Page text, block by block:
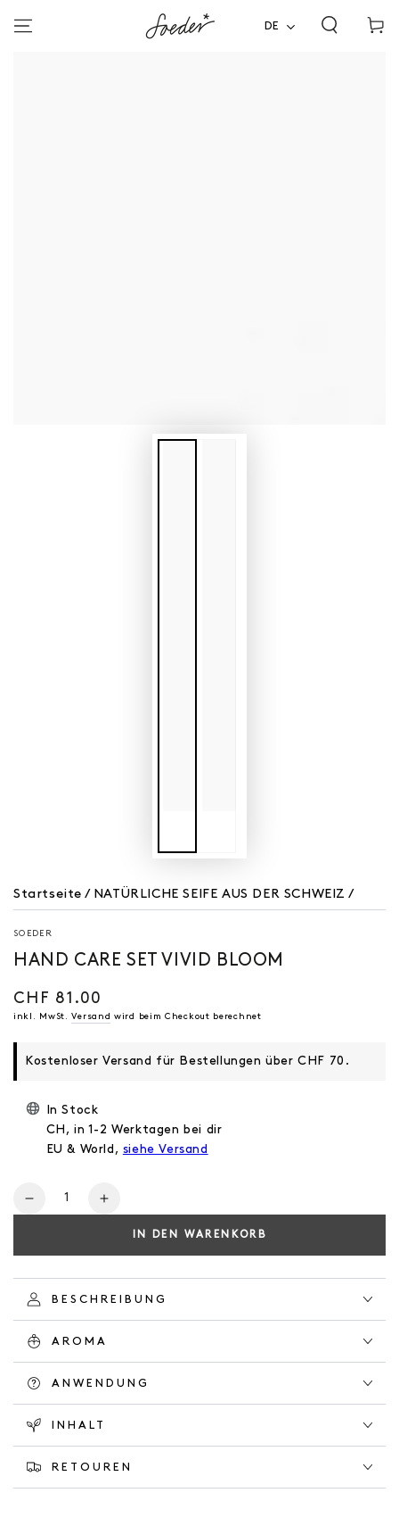
SPRINGEN
DE
Startseite / NATÜRLICHE SEIFE AUS DER SCHWEIZ /
SOEDER
HAND CARE SET VIVID BLOOM
Regulärer
Preis
CHF 81.00
inkl. MwSt.Versand wird beim Checkout berechnet
Kostenloser Versand für Bestellungen über CHF 70.
In Stock
CH, in 1-2 Werktagen bei dir
EU & World, siehe Versand
Verringere
HAND
CARE
SET
VIVID
Erhöhe
Menge
HAND
CARE
SET
VIVID
IN DEN WARENKORB
BESCHREIBUNG
AROMA
ANWENDUNG
INHALT
RETOUREN